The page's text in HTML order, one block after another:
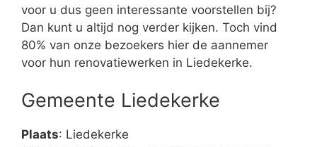
voor u dus geen interessante voorstellen bij?
Dan kunt u altijd nog verder kijken. Toch vind
80% van onze bezoekers hier de aannemer
voor hun renovatiewerken in Liedekerke.
Gemeente Liedekerke
Plaats: Liedekerke